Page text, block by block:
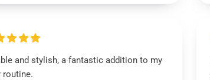
and stylish, a fantastic addition to my
routine.